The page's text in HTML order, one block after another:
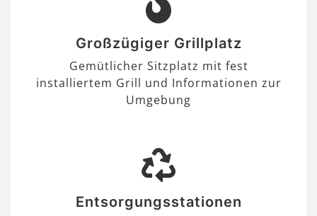
Großzügiger Grillplatz
Gemütlicher Sitzplatz mit fest
installiertem Grill und Informationen zur
Umgebung
Entsorgungsstationen